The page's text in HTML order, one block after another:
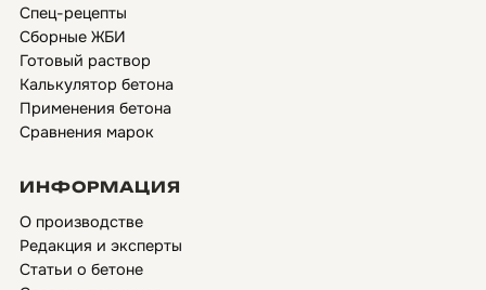
Спец-рецепты
Сборные ЖБИ
Готовый раствор
Калькулятор бетона
Применения бетона
Сравнения марок
ИНФОРМАЦИЯ
О производстве
Редакция и эксперты
Статьи о бетоне